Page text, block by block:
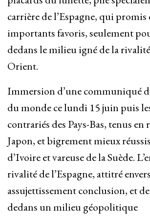
carrière de l’Espagne, qui promis
importants favoris, seulement
dedans le milieu igné de la
Orient.
Immersion d’une communiqué
du monde ce lundi 15 juin puis
contrariés des Pays-Bas, tenus en
Japon, et bigrement mieux
d’Ivoire et vareuse de la Suède.
rivalité de l’Espagne, attitré
assujettissement conclusion, et
dedans un milieu géopolitique